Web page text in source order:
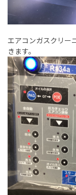
エアコンガスクリー
きます。